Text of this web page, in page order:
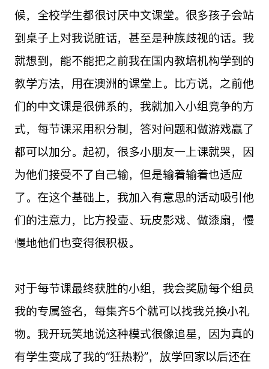
候，全校学生都很讨厌中文课堂。很多孩子会站
到桌子上对我说脏话，甚至是种族歧视的话。我
就想到，能不能把之前我在国内教培机构学到的
教学方法，用在澳洲的课堂上。比方说，之前他
们的中文课是很佛系的，我就加入小组竞争的方
式，每节课采用积分制，答对问题和做游戏赢了
都可以加分。起初，很多小朋友一上课就哭，因
为他们接受不了自己输，但是输着输着也适应
了。在这个基础上，我加入有意思的活动吸引他
们的注意力，比方投壶、玩皮影戏、做漆扇，慢
慢地他们也变得很积极。
对于每节课最终获胜的小组，我会奖励每个组员
我的专属签名，每集齐5个就可以找我兑换小礼
物。我开玩笑地说这种模式很像追星，因为真的
有学生变成了我的“狂热粉”，放学回家以后还在